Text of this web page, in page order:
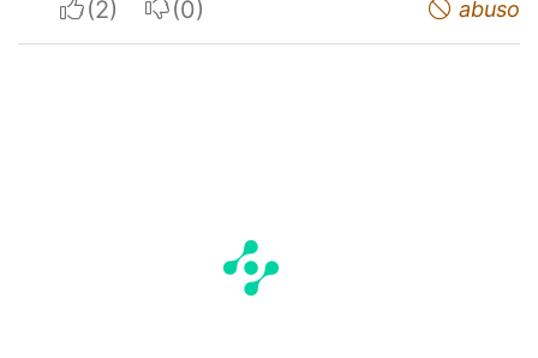
I apreciateI do not appreciate abuso